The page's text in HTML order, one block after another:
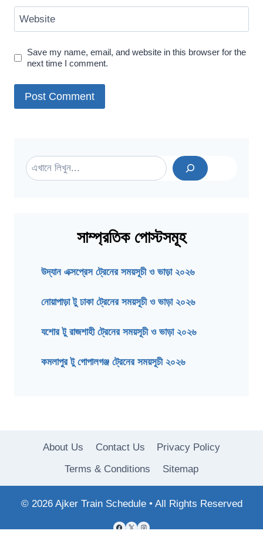
Website
Save my name, email, and website in this browser for the
next time I comment.
Search
সাম্প্রতিক পোস্টসমূহ
উদ্যান এক্সপ্রেস ট্রেনের সময়সূচী ও ভাড়া ২০২৬
নোয়াপাড়া টু ঢাকা ট্রেনের সময়সূচী ও ভাড়া ২০২৬
যশোর টু রাজশাহী ট্রেনের সময়সূচী ও ভাড়া ২০২৬
কমলাপুর টু গোপালগঞ্জ ট্রেনের সময়সূচী ২০২৬
About Us Contact Us
Privacy Policy
Terms & Conditions
Sitemap
© 2026 Ajker Train Schedule • All Rights Reserved